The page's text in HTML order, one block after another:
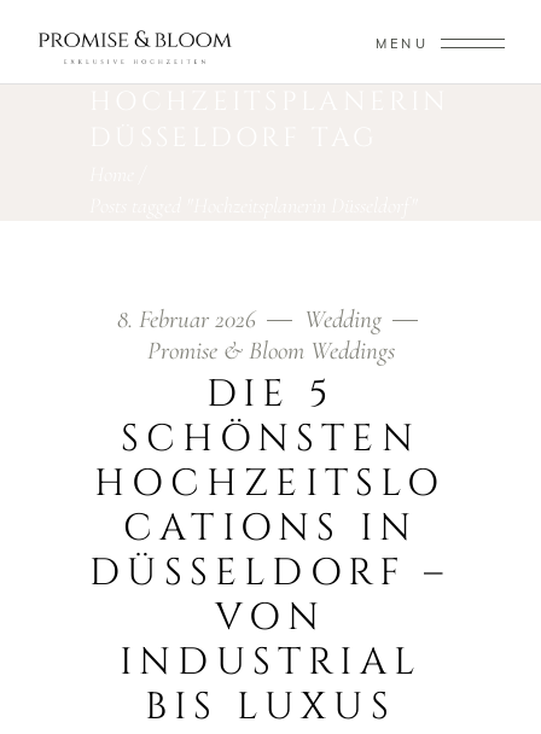
MENU
8. Februar 2026
Wedding
Promise & Bloom Weddings
DIE 5
SCHÖNSTEN
HOCHZEITSLO
CATIONS IN
DÜSSELDORF –
VON
INDUSTRIAL
BIS LUXUS